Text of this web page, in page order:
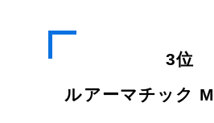
3位
ルアーマチック